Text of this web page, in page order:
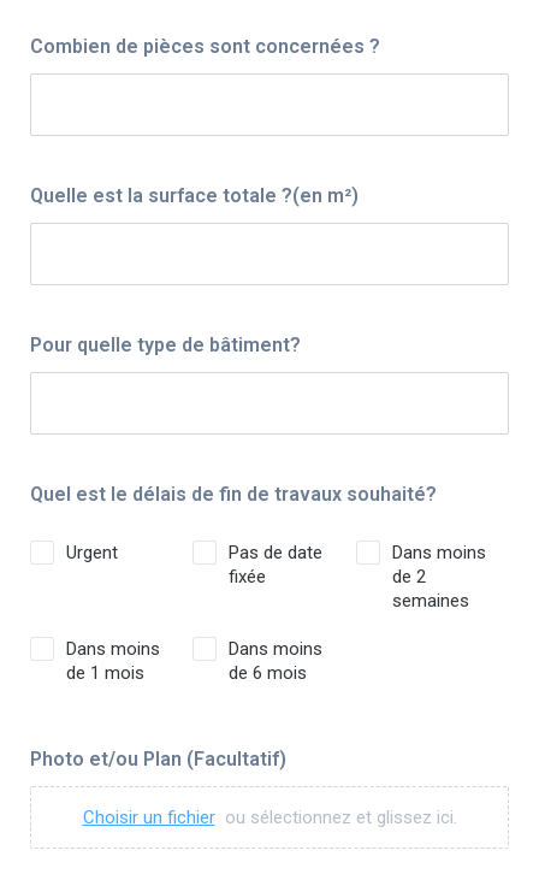
Combien de pièces sont concernées ?
Quelle est la surface totale ?(en m²)
Pour quelle type de bâtiment?
Quel est le délais de fin de travaux souhaité?
Urgent
Pas de date
fixée
Dans moins
de 2
semaines
Dans moins
de 1 mois
Dans moins
de 6 mois
Photo et/ou Plan (Facultatif)
Choisir un fichier ou sélectionnez et glissez ici.